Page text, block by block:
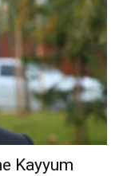
Kayyum